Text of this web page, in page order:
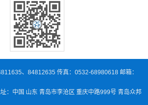
、84812635 传真：0532-68980618 邮箱：
：中国 山东 青岛市李沧区 重庆中路999号 青岛众邦